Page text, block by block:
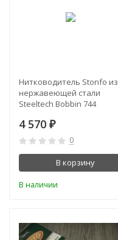
Нитководитель Stonfo из
нержавеющей стали
Steeltech Bobbin 744
4 570 ₽
0
В корзину
В наличии